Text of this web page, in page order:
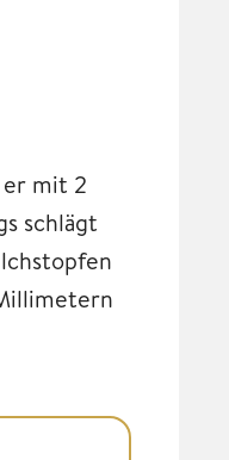
er mit 2
schlägt